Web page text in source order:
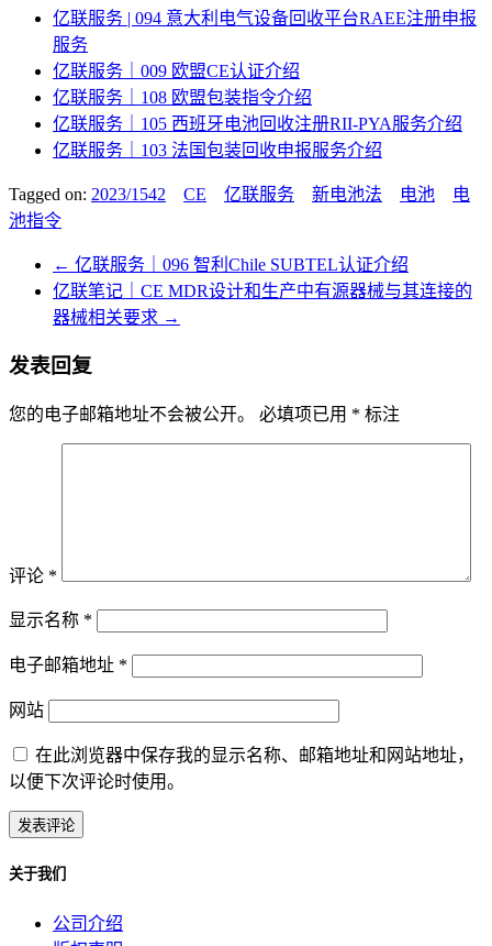
亿联服务 | 094 意大利电气设备回收平台RAEE注册申报
服务
亿联服务｜009 欧盟CE认证介绍
亿联服务｜108 欧盟包装指令介绍
亿联服务｜105 西班牙电池回收注册RII-PYA服务介绍
亿联服务｜103 法国包装回收申报服务介绍
Tagged on: 2023/1542 CE 亿联服务 新电池法 电池
电
池指令
← 亿联服务｜096 智利Chile SUBTEL认证介绍
亿联笔记｜CE MDR设计和生产中有源器械与其连接的
器械相关要求 →
发表回复
您的电子邮箱地址不会被公开。 必填项已用 * 标注
评论 *
显示名称 *
电子邮箱地址 *
网站
在此浏览器中保存我的显示名称、邮箱地址和网站地址，
以便下次评论时使用。
关于我们
公司介绍